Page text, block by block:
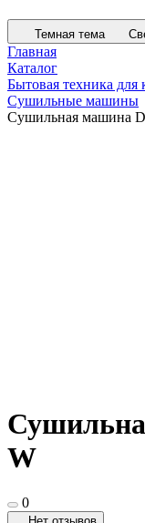
Темная тема
Главная
Каталог
Бытовая техника для
Сушильные машины
Сушильная машина
W
0